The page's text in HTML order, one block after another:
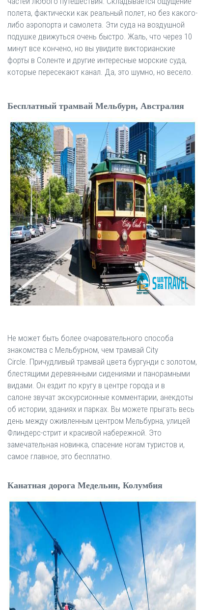
полета, фактически как реальный полет, но без какого-
либо аэропорта и самолета. Эти суда на воздушной
подушке движуться очень быстро. Жаль, что через 10
минут все кончено, но вы увидите викторианские
форты в Соленте и другие интересные морские суда,
которые пересекают канал. Да, это шумно, но весело.
Бесплатный трамвай Мельбурн, Австралия
Не может быть более очаровательного способа
знакомства с Мельбурном, чем трамвай City
Circle. Причудливый трамвай цвета бургунди с золотом,
блестящими деревянными сидениями и панорамными
видами. Он ездит по кругу в центре города и в
салоне звучат экскурсионные комментарии, анекдоты
об истории, зданиях и парках. Вы можете прыгать весь
день между оживленным центром Мельбурна, улицей
Флиндерс-стрит и красивой набережной. Это
замечательная новинка, спасение ногам туристов и,
самое главное, это бесплатно.
Канатная дорога Медельин, Колумбия